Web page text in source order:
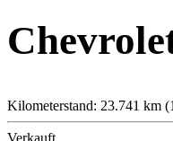
Kilometerstand: 23.741 km
Verkauft